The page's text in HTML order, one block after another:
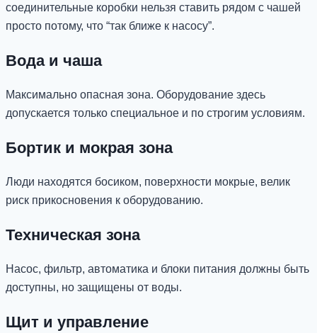
соединительные коробки нельзя ставить рядом с чашей
просто потому, что “так ближе к насосу”.
Вода и чаша
Максимально опасная зона. Оборудование здесь
допускается только специальное и по строгим условиям.
Бортик и мокрая зона
Люди находятся босиком, поверхности мокрые, велик
риск прикосновения к оборудованию.
Техническая зона
Насос, фильтр, автоматика и блоки питания должны быть
доступны, но защищены от воды.
Щит и управление